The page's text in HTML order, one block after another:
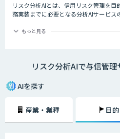
リスク分析AIとは、信用リスク管理を
務実装までに必要となる分析AIサービス
ディープラーニングなど新しいAI技術が
にフィットした独自性のあるAIモデルで
リスク分析は、データに基づいて自動的
る新しいAI技術の研究が進んでいます。
もっと見る
リスク分析AIで与信管
AIを探す
産業・業種 目的